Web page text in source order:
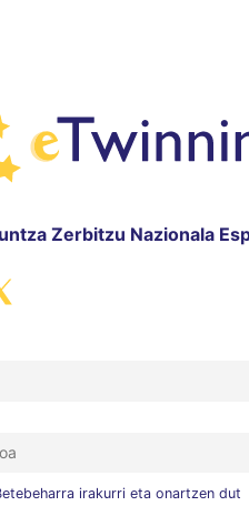
Zerbitzu Nazionala
irakurri eta onartzen dut